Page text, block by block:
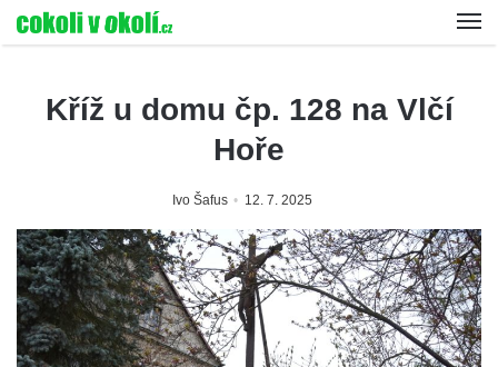
Kříž u domu čp. 128 na Vlčí
Hoře
Ivo Šafus 12. 7. 2025